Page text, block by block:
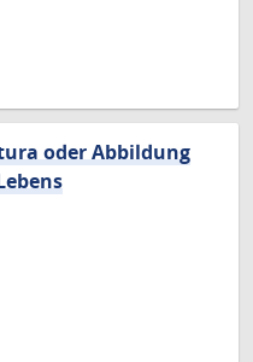
oder Abbildung